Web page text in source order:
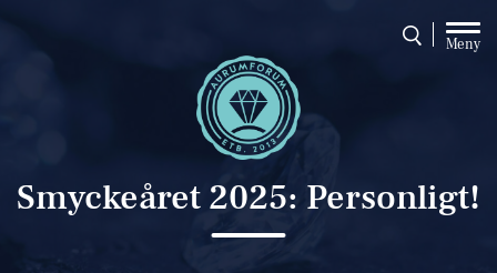
Meny
Smyckeåret 2025: Personligt!